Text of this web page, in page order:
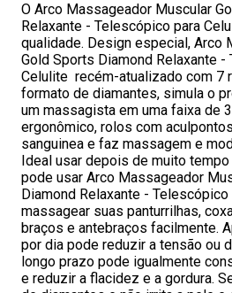
O Arco Massageador Muscular
Relaxante - Telescópico para
qualidade. Design especial, Arco
Gold Sports Diamond Relaxante -
Celulite recém-atualizado com 7
formato de diamantes, simula o
um massagista em uma faixa de
ergonômico, rolos com
sanguinea e faz massagem e
Ideal usar depois de muito
pode usar Arco Massageador
Diamond Relaxante -
massagear suas panturrilhas,
braços e antebraços facilmente.
por dia pode reduzir a tensão ou
longo prazo pode igualmente
e reduzir a flacidez e a gordura.